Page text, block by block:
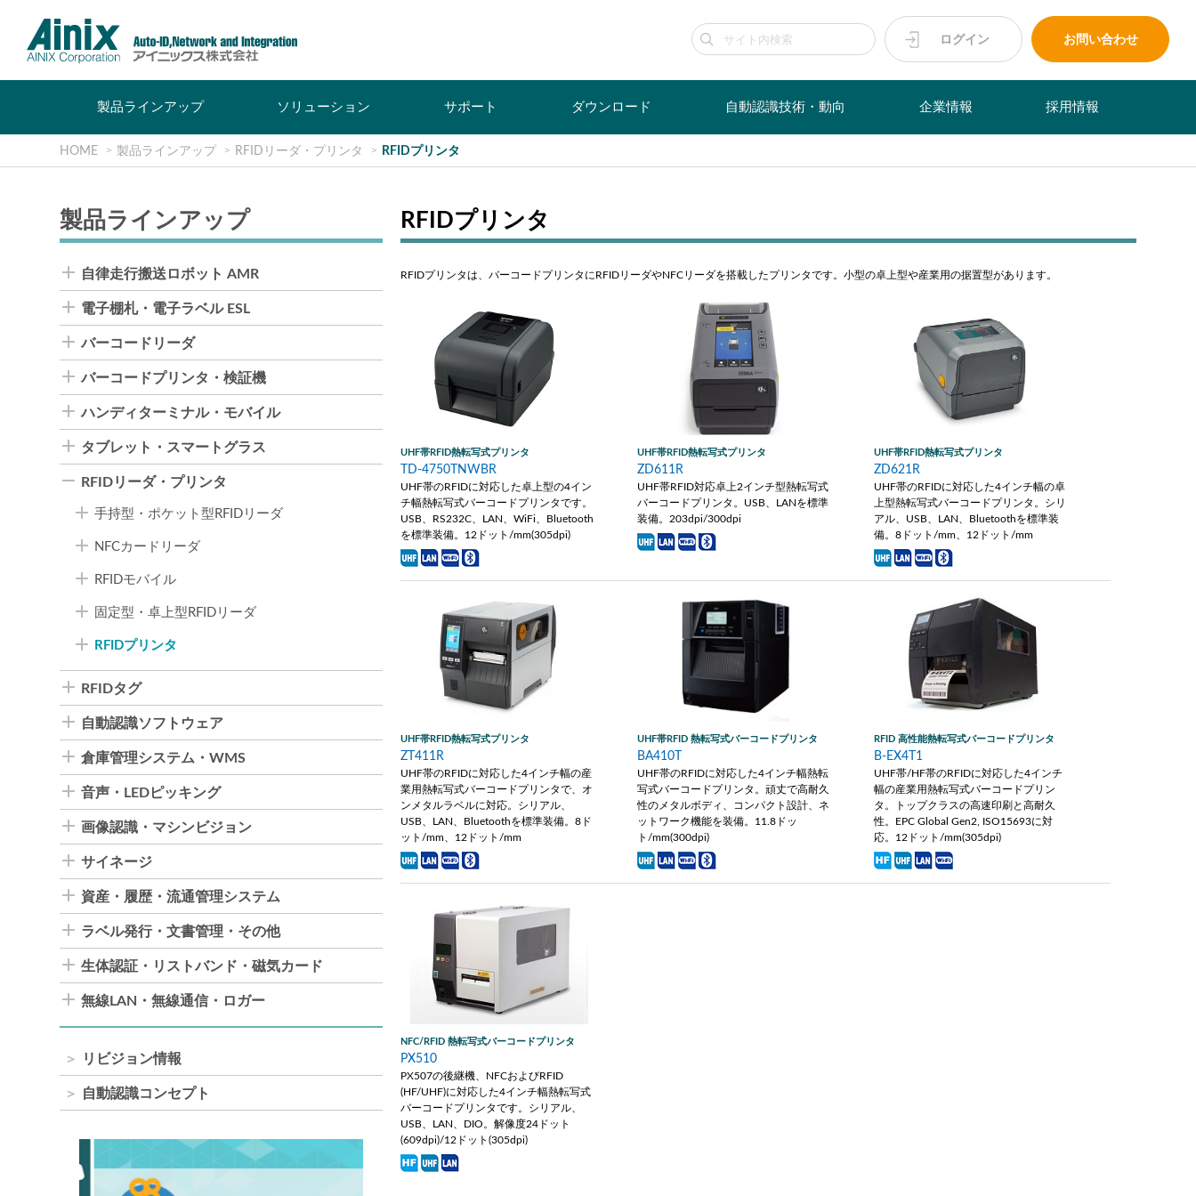
ログイン お問い合わせ
製品ラインアップ ソリューション サポート ダウンロード 自動認識技術・動向 企業情報 採用情報
HOME 製品ラインアップ RFIDリーダ・プリンタ RFIDプリンタ
製品ラインアップ
自律走行搬送ロボット AMR
電子棚札・電子ラベル ESL
バーコードリーダ
バーコードプリンタ・検証機
ハンディターミナル・モバイル
タブレット・スマートグラス
RFIDリーダ・プリンタ
手持型・ポケット型RFIDリーダ
NFCカードリーダ
RFIDモバイル
固定型・卓上型RFIDリーダ
RFIDプリンタ
RFIDタグ
自動認識ソフトウェア
倉庫管理システム・WMS
音声・LEDピッキング
画像認識・マシンビジョン
サイネージ
資産・履歴・流通管理システム
ラベル発行・文書管理・その他
生体認証・リストバンド・磁気カード
無線LAN・無線通信・ロガー
リビジョン情報
自動認識コンセプト
RFIDプリンタ
RFIDプリンタは、バーコードプリンタにRFIDリーダやNFCリーダを搭載したプリンタです。小型の卓上型や産業用の据置型があります。
UHF帯RFID熱転写式プリンタ
TD-4750TNWBR
UHF帯のRFIDに対応した卓上型の4イン
チ幅熱転写式バーコードプリンタです。
USB、RS232C、LAN、WiFi、Bluetooth
を標準装備。12ドット/mm(305dpi)
UHF帯RFID熱転写式プリンタ
ZD611R
UHF帯RFID対応卓上2インチ型熱転写式
バーコードプリンタ。USB、LANを標準
装備。203dpi/300dpi
UHF帯RFID熱転写式プリンタ
ZD621R
UHF帯のRFIDに対応した4インチ幅の卓
上型熱転写式バーコードプリンタ。シリ
アル、USB、LAN、Bluetoothを標準装
備。8ドット/mm、12ドット/mm
UHF帯RFID熱転写式プリンタ
ZT411R
UHF帯のRFIDに対応した4インチ幅の産
業用熱転写式バーコードプリンタで、オ
ンメタルラベルに対応。シリアル、
USB、LAN、Bluetoothを標準装備。8ド
ット/mm、12ドット/mm
UHF帯RFID 熱転写式バーコードプリンタ
BA410T
UHF帯のRFIDに対応した4インチ幅熱転
写式バーコードプリンタ。頑丈で高耐久
性のメタルボディ、コンパクト設計、ネ
ットワーク機能を装備。11.8ドッ
ト/mm(300dpi)
RFID 高性能熱転写式バーコードプリンタ
B-EX4T1
UHF帯/HF帯のRFIDに対応した4インチ
幅の産業用熱転写式バーコードプリン
タ。トップクラスの高速印刷と高耐久
性。EPC Global Gen2, ISO15693に対
応。12ドット/mm(305dpi)
NFC/RFID 熱転写式バーコードプリンタ
PX510
PX507の後継機、NFCおよびRFID
(HF/UHF)に対応した4インチ幅熱転写式
バーコードプリンタです。シリアル、
USB、LAN、DIO。解像度24ドット
(609dpi)/12ドット(305dpi)